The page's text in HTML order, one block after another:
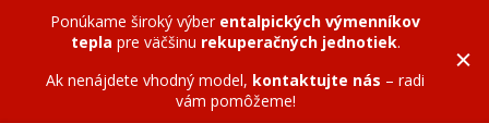
Ponúkame široký výber entalpických výmenníkov
tepla pre väčšinu rekuperačných jednotiek.
Ak nenájdete vhodný model, kontaktujte nás – radi
vám pomôžeme!